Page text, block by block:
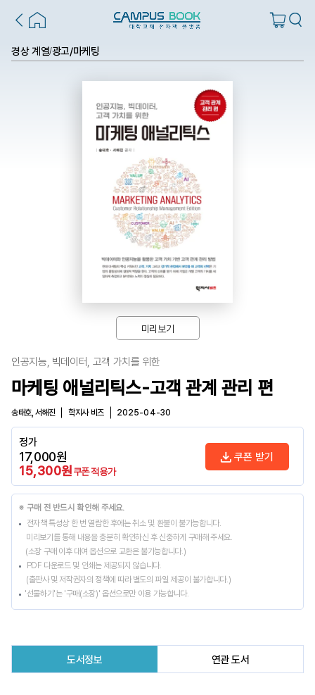
경상 계열/광고/마케팅
미리보기
인공지능, 빅데이터, 고객 가치를 위한
마케팅 애널리틱스-고객 관계 관리 편
송태호, 서해진 학지사 비즈 2025-04-30
정가
17,000원
15,300원쿠폰 적용가
쿠폰 받기
※ 구매 전 반드시 확인해 주세요.
전자책 특성상 한 번 열람한 후에는 취소 및 환불이 불가능합니다.
미리보기를 통해 내용을 충분히 확인하신 후 신중하게 구매해 주세요.
(소장 구매 이후 대여 옵션으로 교환은 불가능합니다.)
PDF 다운로드 및 인쇄는 제공되지 않습니다.
(출판사 및 저작권자의 정책에 따라 별도의 파일 제공이 불가합니다.)
'선물하기'는 '구매(소장)' 옵션으로만 이용 가능합니다.
도서정보 연관 도서